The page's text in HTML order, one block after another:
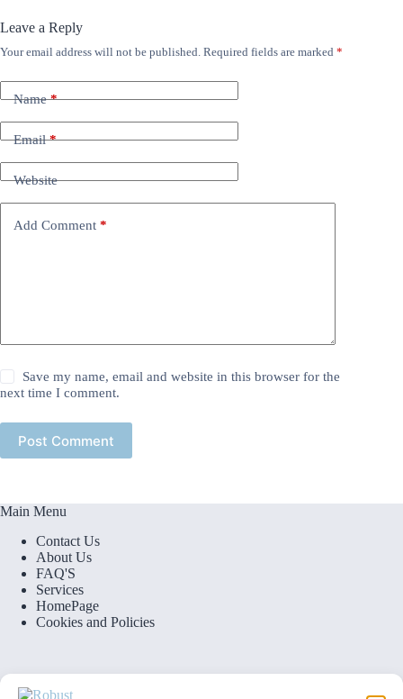
Leave a Reply
Your email address will not be published. Required fields are marked *
Name*
Email*
Website
Add Comment *
Save my name, email and website in this browser for the
next time I comment.
Post Comment
Main Menu
Contact Us
About Us
FAQ'S
Services
HomePage
Cookies and Policies